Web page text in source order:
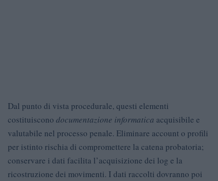
Dal punto di vista procedurale, questi elementi
costituiscono documentazione informatica acquisibile e
valutabile nel processo penale. Eliminare account o profili
per istinto rischia di compromettere la catena probatoria;
conservare i dati facilita l’acquisizione dei log e la
ricostruzione dei movimenti. I dati raccolti dovranno poi